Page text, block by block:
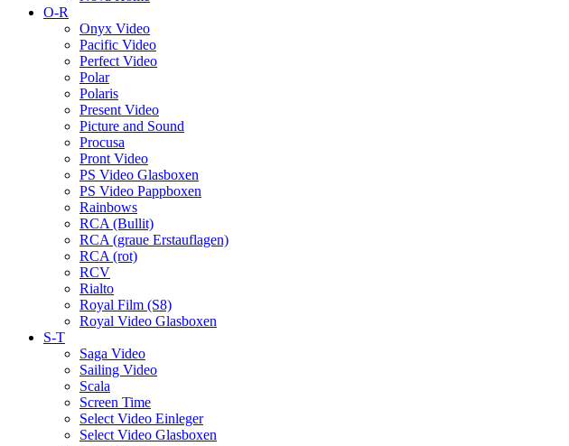
O-R
Onyx Video
Pacific Video
Perfect Video
Polar
Polaris
Present Video
Picture and Sound
Procusa
Pront Video
PS Video Glasboxen
PS Video Pappboxen
Rainbows
RCA (Bullit)
RCA (graue Erstauflagen)
RCA (rot)
RCV
Rialto
Royal Film (S8)
Royal Video Glasboxen
S-T
Saga Video
Sailing Video
Scala
Screen Time
Select Video Einleger
Select Video Glasboxen